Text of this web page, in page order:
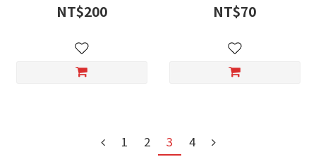
NT$200 NT$70
1 2 3 4